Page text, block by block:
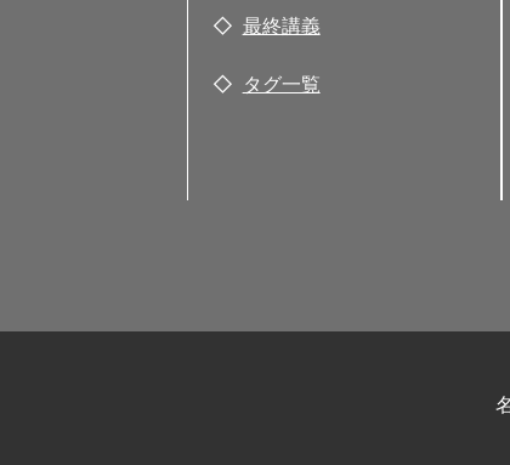
最終講義
タグ一覧